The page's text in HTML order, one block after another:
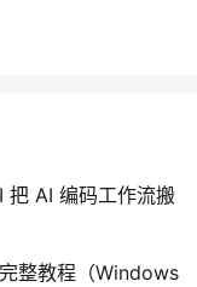
AI 编码工作流搬
整教程（Windows